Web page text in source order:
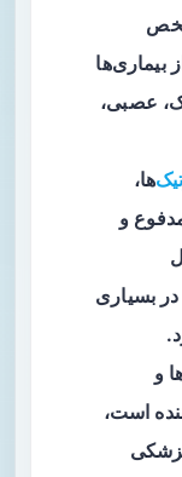
بیماری‌ها
عصبی،
‌ها،
و
در بسیاری
و
است،